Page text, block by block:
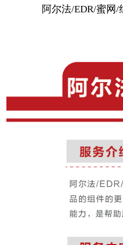
阿尔法/EDR/蜜网/